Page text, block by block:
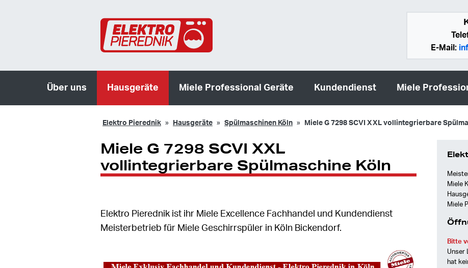
E-Mail:
Über uns Hausgeräte Miele Professional Geräte Kundendienst Miele
Elektro Pierednik Hausgeräte Spülmaschinen Köln Miele G 7298 SCVI XXL vollintegrierbare
Miele G 7298 SCVI XXL
vollintegrierbare Spülmaschine Köln
Elektro Pierednik ist ihr Miele Excellence Fachhandel und Kundendienst
Meisterbetrieb für Miele Geschirrspüler in Köln Bickendorf.
Miele
Miele
Bitte
Unser
hat